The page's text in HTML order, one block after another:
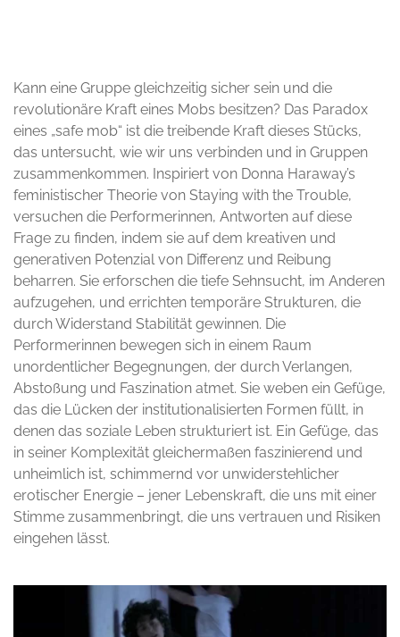
Kann eine Gruppe gleichzeitig sicher sein und die
revolutionäre Kraft eines Mobs besitzen? Das Paradox
eines „safe mob“ ist die treibende Kraft dieses Stücks,
das untersucht, wie wir uns verbinden und in Gruppen
zusammenkommen. Inspiriert von Donna Haraway’s
feministischer Theorie von Staying with the Trouble,
versuchen die Performerinnen, Antworten auf diese
Frage zu finden, indem sie auf dem kreativen und
generativen Potenzial von Differenz und Reibung
beharren. Sie erforschen die tiefe Sehnsucht, im Anderen
aufzugehen, und errichten temporäre Strukturen, die
durch Widerstand Stabilität gewinnen. Die
Performerinnen bewegen sich in einem Raum
unordentlicher Begegnungen, der durch Verlangen,
Abstoßung und Faszination atmet. Sie weben ein Gefüge,
das die Lücken der institutionalisierten Formen füllt, in
denen das soziale Leben strukturiert ist. Ein Gefüge, das
in seiner Komplexität gleichermaßen faszinierend und
unheimlich ist, schimmernd vor unwiderstehlicher
erotischer Energie – jener Lebenskraft, die uns mit einer
Stimme zusammenbringt, die uns vertrauen und Risiken
eingehen lässt.